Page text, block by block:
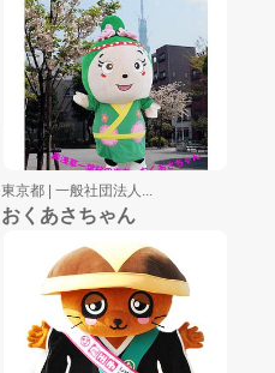
東京都 | 一般社団法人...
おくあさちゃん